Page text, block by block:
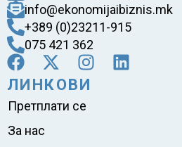
info@ekonomijaibiznis.mk
+389 (0)23211-915
075 421 362
ЛИНКОВИ
Претплати се
За нас